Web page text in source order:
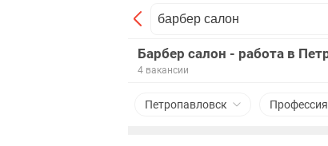
Барбер салон - работа в
4 вакансии
Петропавловск Профессия